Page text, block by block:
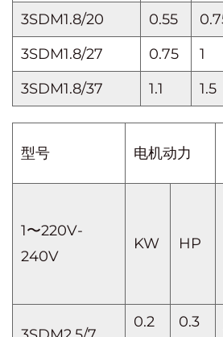
3SDM1.8/20
0.55
3SDM1.8/27
0.75 1
3SDM1.8/37
1.1 1.5
型号 电机动力
1〜220V-
240V
KW HP
0.2 0.3